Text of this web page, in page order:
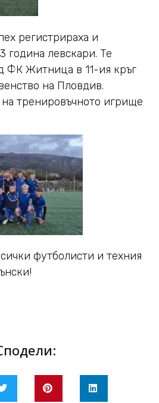
регистрираха и
година левскари. Те
ФК Житница в 11-ия кръг
на Пловдив.
тренировъчното игрище
футболисти и техния